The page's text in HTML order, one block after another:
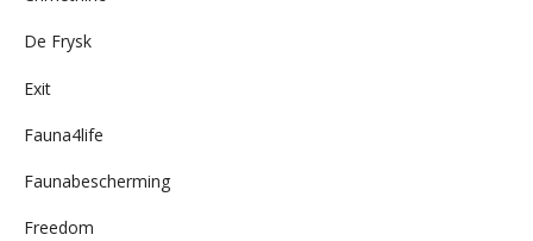
De Frysk
Exit
Fauna4life
Faunabescherming
Freedom